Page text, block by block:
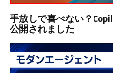
手放しで喜べない？
公開されました